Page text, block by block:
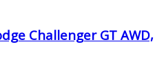
Challenger GT AWD,